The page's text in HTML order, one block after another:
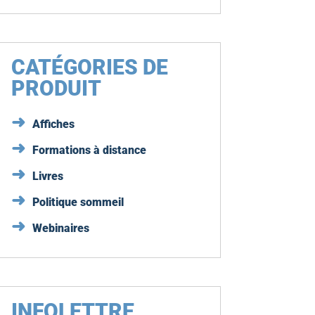
CATÉGORIES DE
PRODUIT
Affiches
Formations à distance
Livres
Politique sommeil
Webinaires